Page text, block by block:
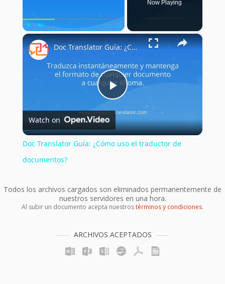
Play Unmute Fullscreen
Now Playing
×
Play
Video
Doc Translator Guía: ¿Cómo uso el traductor de documentos?
Watch on
Doc Translator Guía: ¿Cómo uso el traductor de
documentos?
Todos los archivos cargados son eliminados permanentemente de
nuestros servidores en una hora.
Al subir un documento acepta nuestrostérminos y condiciones.
ARCHIVOS ACEPTADOS